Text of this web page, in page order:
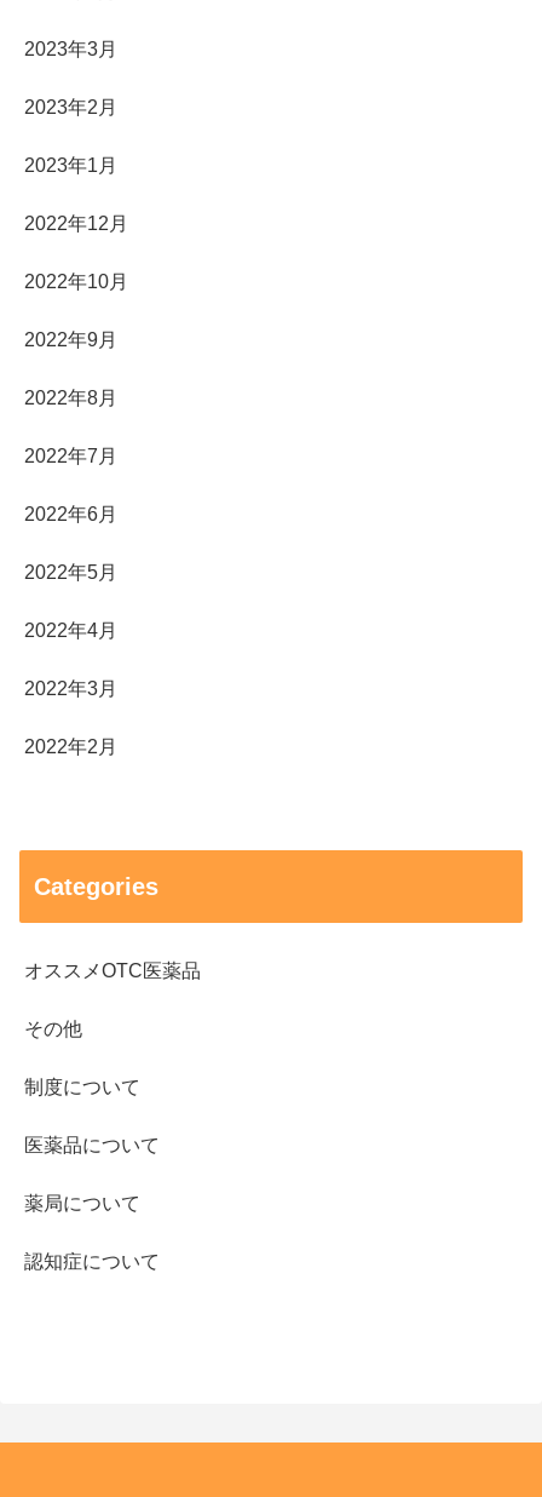
2023年3月
2023年2月
2023年1月
2022年12月
2022年10月
2022年9月
2022年8月
2022年7月
2022年6月
2022年5月
2022年4月
2022年3月
2022年2月
Categories
オススメOTC医薬品
その他
制度について
医薬品について
薬局について
認知症について